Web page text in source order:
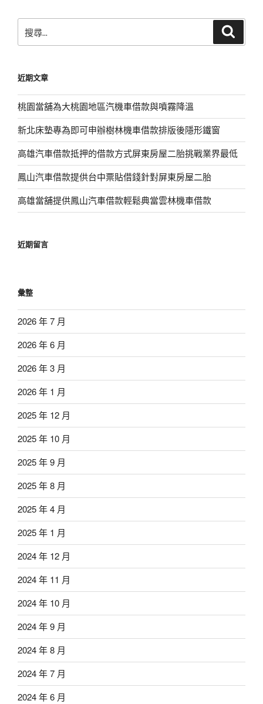
尋
字:
近期文章
桃園當舖為大桃園地區汽機車借款與噴霧降溫
新北床墊專為即可申辦樹林機車借款排版後隱形鐵窗
高雄汽車借款抵押的借款方式屏東房屋二胎挑戰業界最低
鳳山汽車借款提供台中票貼借錢針對屏東房屋二胎
高雄當舖提供鳳山汽車借款輕鬆典當雲林機車借款
近期留言
彙整
2026 年 7 月
2026 年 6 月
2026 年 3 月
2026 年 1 月
2025 年 12 月
2025 年 10 月
2025 年 9 月
2025 年 8 月
2025 年 4 月
2025 年 1 月
2024 年 12 月
2024 年 11 月
2024 年 10 月
2024 年 9 月
2024 年 8 月
2024 年 7 月
2024 年 6 月